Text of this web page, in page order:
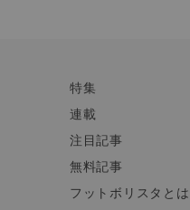
特集
連載
注目記事
無料記事
フットボリスタとは